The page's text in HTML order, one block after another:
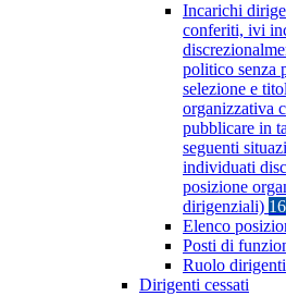
Incarichi
conferiti, ivi
politico senza
selezione e
organizzativa
pubblicare in
seguenti
individuati
posizione
dirigenziali) 16
Elenco
Posti di
Ruolo dirigenti
Dirigenti cessati